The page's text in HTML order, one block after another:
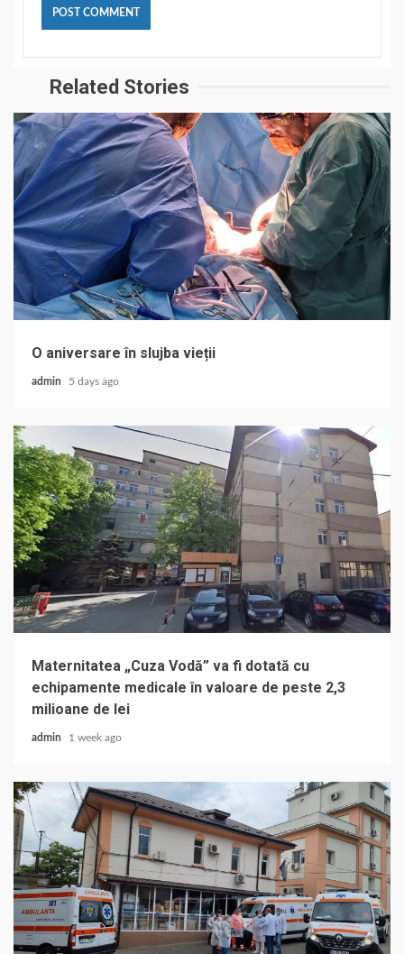
Related Stories
O aniversare în slujba vieții
admin 5 days ago
Maternitatea „Cuza Vodă” va fi dotată cu
echipamente medicale în valoare de peste 2,3
milioane de lei
admin 1 week ago